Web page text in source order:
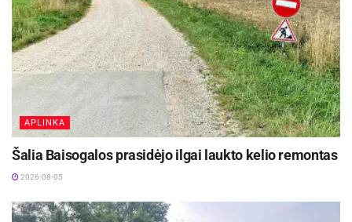
APLINKA
Šalia Baisogalos prasidėjo ilgai laukto kelio remontas
2026-08-05